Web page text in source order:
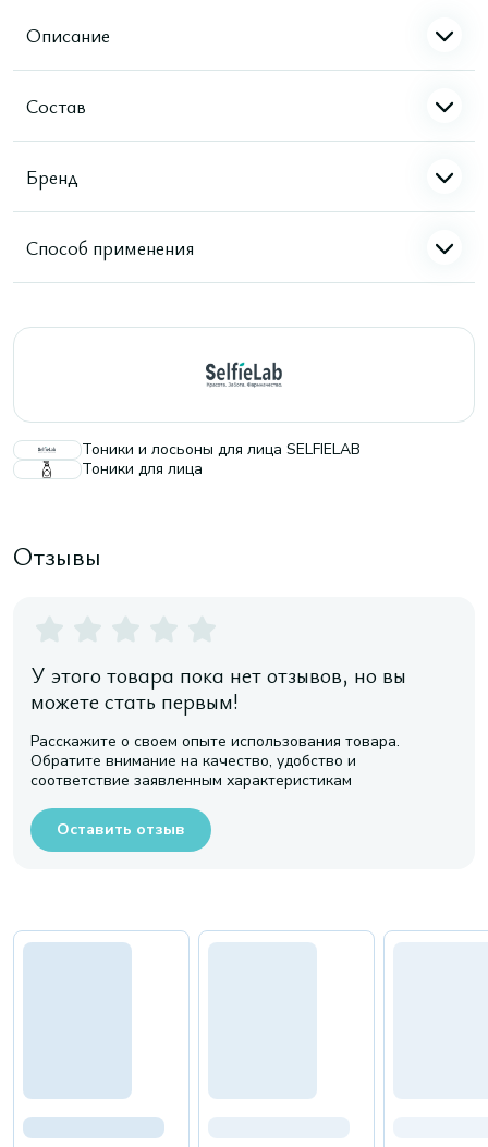
Описание
Состав
Бренд
Способ применения
Тоники и лосьоны для лица SELFIELAB
Тоники для лица
Отзывы
У этого товара пока нет отзывов, но вы
можете стать первым!
Расскажите о своем опыте использования товара.
Обратите внимание на качество, удобство и
соответствие заявленным характеристикам
Оставить отзыв